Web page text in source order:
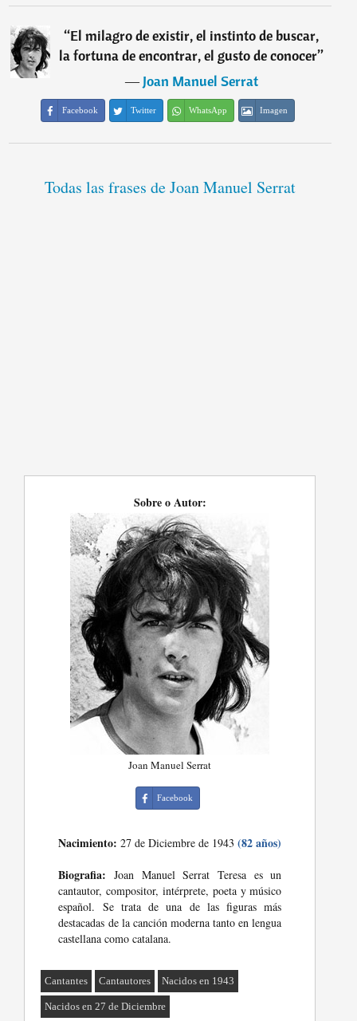
“El milagro de existir, el instinto de buscar,
la fortuna de encontrar, el gusto de conocer”
―Joan Manuel Serrat
Facebook Twitter WhatsApp Imagen
Todas las frases de Joan Manuel Serrat
Sobre o Autor:
Joan Manuel Serrat
Facebook
Nacimiento: 27 de Diciembre de 1943(82 años)
Biografia: Joan Manuel Serrat Teresa es un
cantautor, compositor, intérprete, poeta y músico
español. Se trata de una de las figuras más
destacadas de la canción moderna tanto en lengua
castellana como catalana.
Cantantes Cantautores Nacidos en 1943
Nacidos en 27 de Diciembre